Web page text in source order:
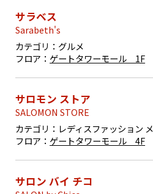
サラベス
Sarabeth's
カテゴリ： グルメ
フロア： ゲートタワーモール 1F
サロモン ストア
SALOMON STORE
カテゴリ： レディスファッション
フロア： ゲートタワーモール 4F
サロン バイ チコ